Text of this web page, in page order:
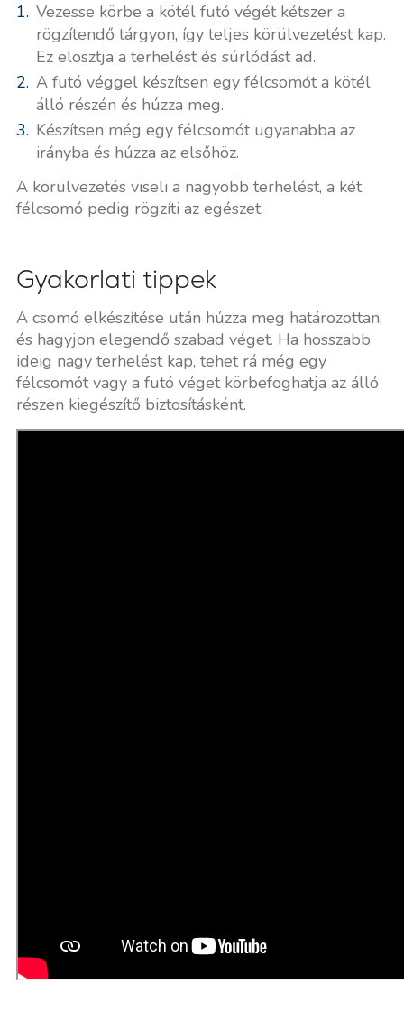
Vezesse körbe a kötél futó végét kétszer a
rögzítendő tárgyon, így teljes körülvezetést kap.
Ez elosztja a terhelést és súrlódást ad.
A futó véggel készítsen egy félcsomót a kötél
álló részén és húzza meg.
Készítsen még egy félcsomót ugyanabba az
irányba és húzza az elsőhöz.
A körülvezetés viseli a nagyobb terhelést, a két
félcsomó pedig rögzíti az egészet.
Gyakorlati tippek
A csomó elkészítése után húzza meg határozottan,
és hagyjon elegendő szabad véget. Ha hosszabb
ideig nagy terhelést kap, tehet rá még egy
félcsomót vagy a futó véget körbefoghatja az álló
részen kiegészítő biztosításként.